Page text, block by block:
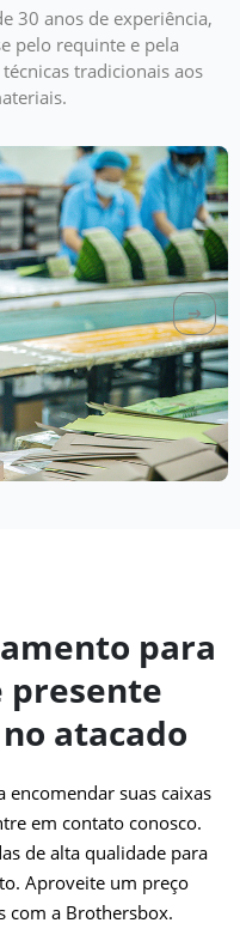
30 anos de experiência,
pelo requinte e pela
tradicionais aos
para
presente
atacado
suas caixas
em contato conosco.
de alta qualidade para
Aproveite um preço
com a Brothersbox.